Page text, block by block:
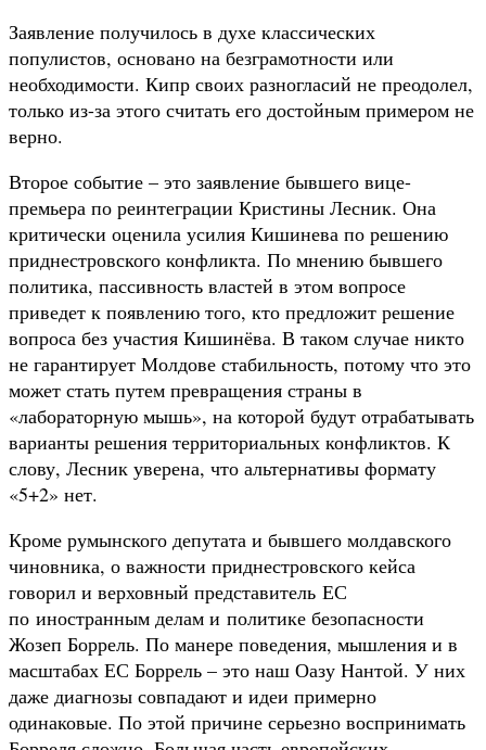
Заявление получилось в духе классических
популистов, основано на безграмотности или
необходимости. Кипр своих разногласий не преодолел,
только из-за этого считать его достойным примером не
верно.
Второе событие – это заявление бывшего вице-
премьера по реинтеграции Кристины Лесник. Она
критически оценила усилия Кишинева по решению
приднестровского конфликта. По мнению бывшего
политика, пассивность властей в этом вопросе
приведет к появлению того, кто предложит решение
вопроса без участия Кишинёва. В таком случае никто
не гарантирует Молдове стабильность, потому что это
может стать путем превращения страны в
«лабораторную мышь», на которой будут отрабатывать
варианты решения территориальных конфликтов. К
слову, Лесник уверена, что альтернативы формату
«5+2» нет.
Кроме румынского депутата и бывшего молдавского
чиновника, о важности приднестровского кейса
говорил и верховный представитель ЕС
по иностранным делам и политике безопасности
Жозеп Боррель. По манере поведения, мышления и в
масштабах ЕС Боррель – это наш Оазу Нантой. У них
даже диагнозы совпадают и идеи примерно
одинаковые. По этой причине серьезно воспринимать